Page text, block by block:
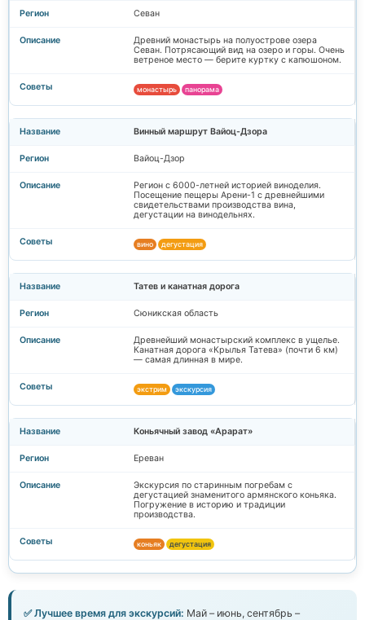
Севан
Древний монастырь на полуострове озера
Севан. Потрясающий вид на озеро и горы. Очень
ветреное место — берите куртку с капюшоном.
монастырь панорама
Винный маршрут Вайоц-Дзора
Вайоц-Дзор
Регион с 6000-летней историей виноделия.
Посещение пещеры Арени-1 с древнейшими
свидетельствами производства вина,
дегустации на винодельнях.
вино дегустация
Татев и канатная дорога
Сюникская область
Древнейший монастырский комплекс в ущелье.
Канатная дорога «Крылья Татева» (почти 6 км)
— самая длинная в мире.
экстрим экскурсия
Коньячный завод «Арарат»
Ереван
Экскурсия по старинным погребам с
дегустацией знаменитого армянского коньяка.
Погружение в историю и традиции
производства.
коньяк дегустация
✅ Лучшее время для экскурсий: Май – июнь, сентябрь –